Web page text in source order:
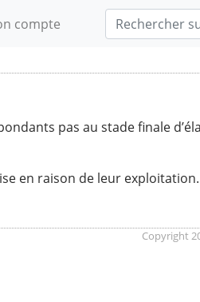
compte
pas au stade finale
en raison de leur exploitation.
Copyright